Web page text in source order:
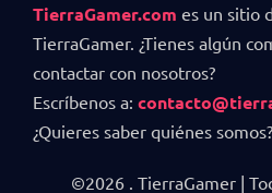
TierraGamer.com es un sitio
TierraGamer. ¿Tienes algún
contactar con nosotros?
Escríbenos a:
¿Quieres saber quiénes somos?
©2026 . TierraGamer |